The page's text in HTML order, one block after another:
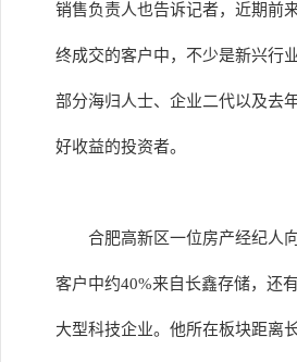
销售负责人也告诉记者，近期前
终成交的客户中，不少是新兴行
部分海归人士、企业二代以及去
好收益的投资者。
合肥高新区一位房产经纪人
客户中约40%来自长鑫存储，还
大型科技企业。他所在板块距离